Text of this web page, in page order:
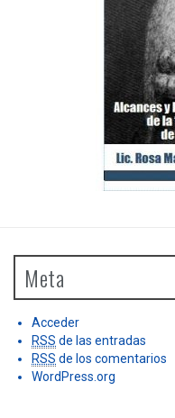
Meta
Acceder
RSS de las entradas
RSS de los comentarios
WordPress.org